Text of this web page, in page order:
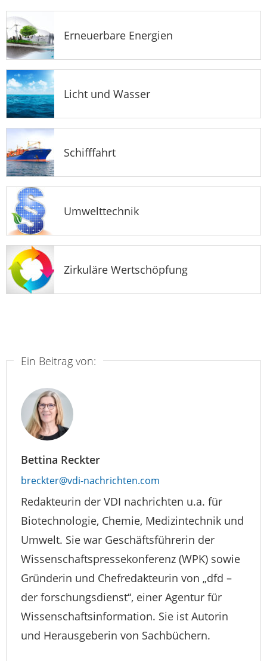
Erneuerbare Energien
Licht und Wasser
Schifffahrt
Umwelttechnik
Zirkuläre Wertschöpfung
Ein Beitrag von:
Bettina Reckter
breckter@vdi-nachrichten.com
Redakteurin der VDI nachrichten u.a. für
Biotechnologie, Chemie, Medizintechnik und
Umwelt. Sie war Geschäftsführerin der
Wissenschaftspressekonferenz (WPK) sowie
Gründerin und Chefredakteurin von „dfd –
der forschungsdienst“, einer Agentur für
Wissenschaftsinformation. Sie ist Autorin
und Herausgeberin von Sachbüchern.